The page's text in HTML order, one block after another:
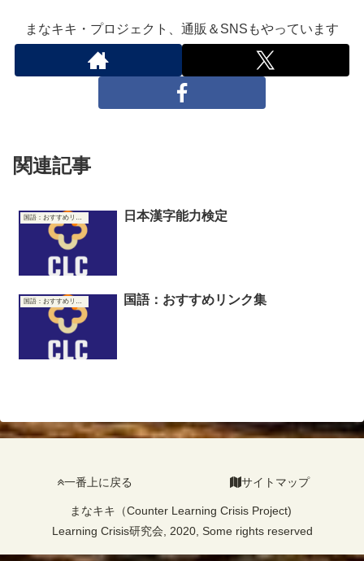
まなキキ・プロジェクト、通販＆SNSもやっています
関連記事
国語：おすすめリンク集 日本漢字能力検定
国語：おすすめリンク集 国語：おすすめリンク集
一番上に戻る サイトマップ
まなキキ（Counter Learning Crisis Project)
Learning Crisis研究会, 2020, Some rights reserved